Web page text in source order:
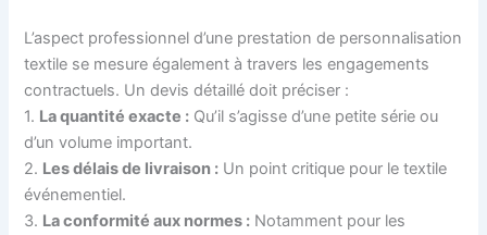
L’aspect professionnel d’une prestation de personnalisation
textile se mesure également à travers les engagements
contractuels. Un devis détaillé doit préciser :
1. La quantité exacte : Qu’il s’agisse d’une petite série ou
d’un volume important.
2. Les délais de livraison : Un point critique pour le textile
événementiel.
3. La conformité aux normes : Notamment pour les